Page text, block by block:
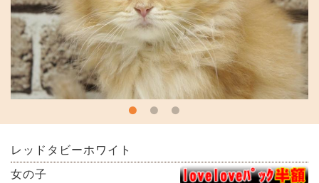
レッドタビーホワイト
女の子